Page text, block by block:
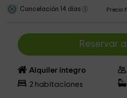
Cancelación 14 días Precio
Reservar
Alquiler íntegro
2 habitaciones